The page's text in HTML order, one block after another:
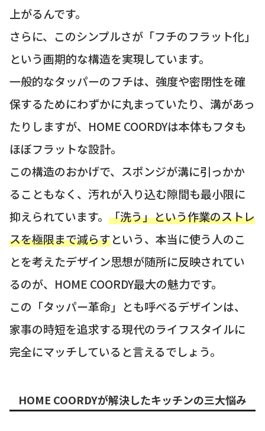
上がるんです。
さらに、このシンプルさが「フチのフラット化」
という画期的な構造を実現しています。
一般的なタッパーのフチは、強度や密閉性を確
保するためにわずかに丸まっていたり、溝があっ
たりしますが、HOME COORDYは本体もフタも
ほぼフラットな設計。
この構造のおかげで、スポンジが溝に引っかか
ることもなく、汚れが入り込む隙間も最小限に
抑えられています。 「洗う」という作業のストレ
スを極限まで減らすという、本当に使う人のこ
とを考えたデザイン思想が随所に反映されてい
るのが、HOME COORDY最大の魅力です。
この「タッパー革命」とも呼べるデザインは、
家事の時短を追求する現代のライフスタイルに
完全にマッチしていると言えるでしょう。
HOME COORDYが解決したキッチンの三大悩み